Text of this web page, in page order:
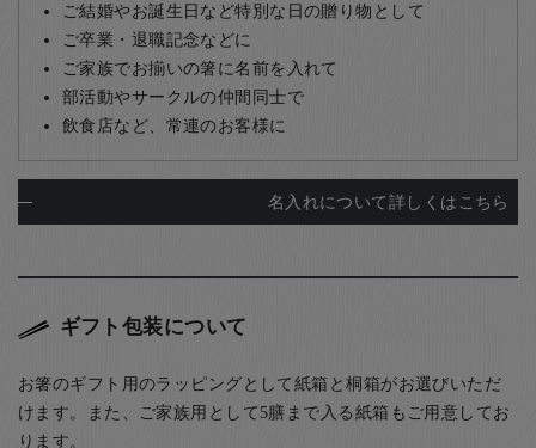
ご結婚やお誕生日など特別な日の贈り物として
ご卒業・退職記念などに
ご家族でお揃いの箸に名前を入れて
部活動やサークルの仲間同士で
飲食店など、常連のお客様に
名入れについて詳しくはこちら
ギフト包装について
お箸のギフト用のラッピングとして紙箱と桐箱がお選びいただ
けます。また、ご家族用として5膳まで入る紙箱もご用意してお
ります。